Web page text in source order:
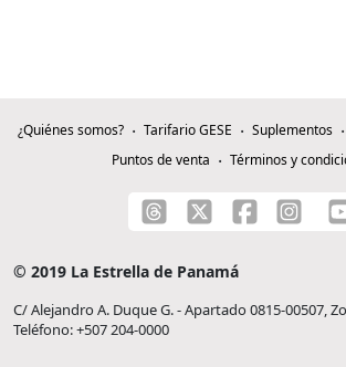
¿Quiénes somos? Tarifario GESE Suplementos
Puntos de venta
Términos y
© 2019 La Estrella de Panamá
C/ Alejandro A. Duque G. - Apartado 0815-00507,
Teléfono: +507 204-0000